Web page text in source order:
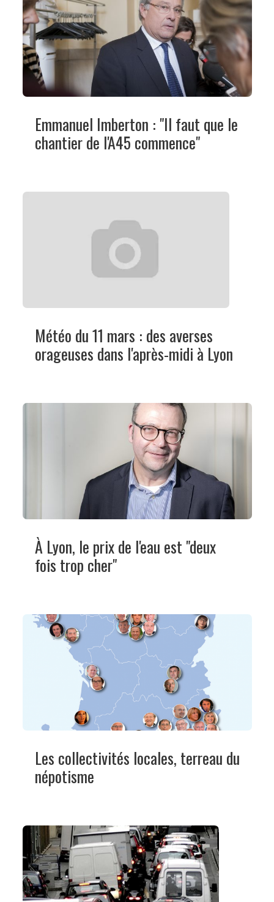
Emmanuel Imberton : "Il faut que le
chantier de l'A45 commence"
Météo du 11 mars : des averses
orageuses dans l'après-midi à Lyon
À Lyon, le prix de l'eau est "deux
fois trop cher"
Les collectivités locales, terreau du
népotisme